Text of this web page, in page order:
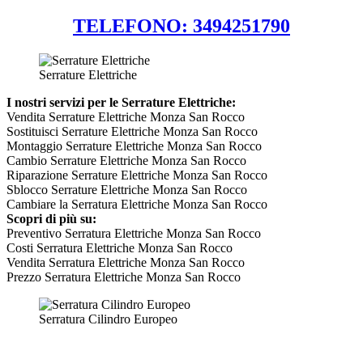
TELEFONO: 3494251790
Serrature Elettriche
I nostri servizi per le Serrature Elettriche:
Vendita Serrature Elettriche Monza San Rocco
Sostituisci Serrature Elettriche Monza San Rocco
Montaggio Serrature Elettriche Monza San Rocco
Cambio Serrature Elettriche Monza San Rocco
Riparazione Serrature Elettriche Monza San Rocco
Sblocco Serrature Elettriche Monza San Rocco
Cambiare la Serratura Elettriche Monza San Rocco
Scopri di più su:
Preventivo Serratura Elettriche Monza San Rocco
Costi Serratura Elettriche Monza San Rocco
Vendita Serratura Elettriche Monza San Rocco
Prezzo Serratura Elettriche Monza San Rocco
Serratura Cilindro Europeo